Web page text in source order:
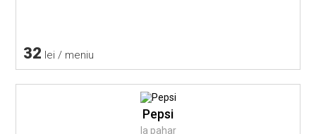
32 lei / meniu
Pepsi
la pahar